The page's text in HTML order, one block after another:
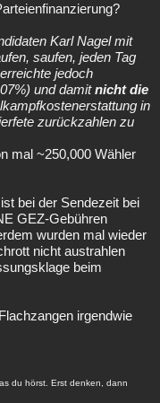
Karl Nagel mit
saufen, jeden Tag
jedoch
und damitnicht die
in
zurückzahlen zu
mal ~250,000 Wähler
bei der Sendezeit bei
GEZ-Gebühren
wurden mal wieder
nicht austrahlen
beim
irgendwie
du hörst. Erst denken, dann